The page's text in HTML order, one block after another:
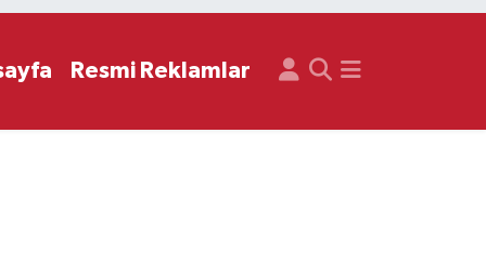
Resmi Reklamlar